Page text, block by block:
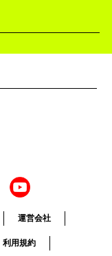
運営会社
利用規約